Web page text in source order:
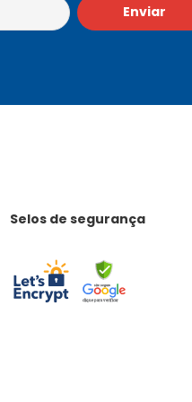
Enviar
Selos de segurança